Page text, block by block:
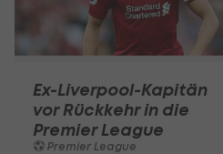
Ex-Liverpool-Kapitän
vor Rückkehr in die
Premier League
Premier League